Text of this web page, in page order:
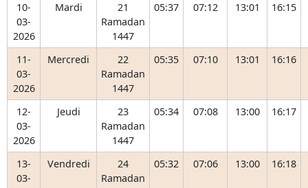
10-
03-
2026
Mardi
21
Ramadan
1447
05:37 07:12 13:01 16:15
11-
03-
2026
Mercredi
22
Ramadan
1447
05:35 07:10 13:01 16:16
12-
03-
2026
Jeudi
23
Ramadan
1447
05:34 07:08 13:00 16:17
13-
03-
Vendredi
24
Ramadan
05:32 07:06 13:00 16:18